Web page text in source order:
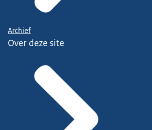
Archief
Over deze site